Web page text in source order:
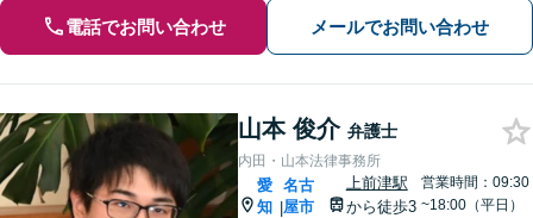
電話でお問い合わせ メールでお問い合わせ
山本 俊介 弁護士
内田・山本法律事務所
愛
知 |
名古
屋市
上前津駅
から徒歩3
営業時間：09:30
~18:00（平日）